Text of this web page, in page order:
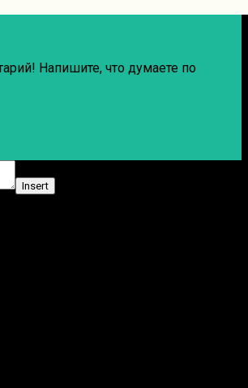
Напишите, что думаете по
Insert